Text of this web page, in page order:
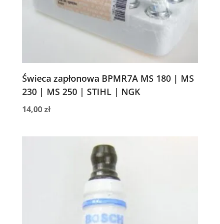
Świeca zapłonowa BPMR7A MS 180 | MS
230 | MS 250 | STIHL | NGK
14,00zł